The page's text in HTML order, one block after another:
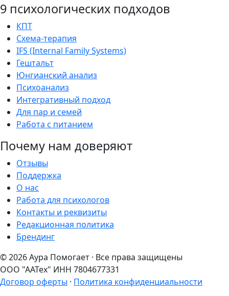
9 психологических подходов
КПТ
Схема-терапия
IFS (Internal Family Systems)
Гештальт
Юнгианский анализ
Психоанализ
Интегративный подход
Для пар и семей
Работа с питанием
Почему нам доверяют
Отзывы
Поддержка
О нас
Работа для психологов
Контакты и реквизиты
Редакционная политика
Брендинг
© 2026 Аура Помогает · Все права защищены
ООО "ААТех" ИНН 7804677331
Договор оферты · Политика конфиденциальности